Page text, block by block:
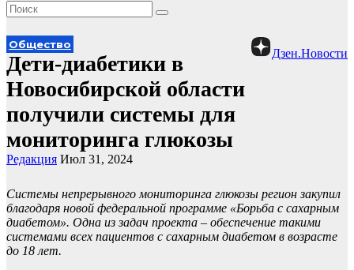
Дзен.Новости
Общество
Дети-диабетики в
Новосибирской области
получили системы для
мониторинга глюкозы
Редакция Июл 31, 2024
Системы непрерывного мониторинга глюкозы регион закупил
благодаря новой федеральной программе «Борьба с сахарным
диабетом». Одна из задач проекта – обеспечение такими
системами всех пациентов с сахарным диабетом в возрасте
до 18 лет.